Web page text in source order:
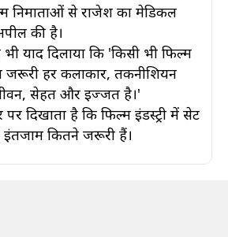
निर्माताओं से राजेश का मेडिकल
की है।
याद दिलाया कि 'किसी भी फिल्म
जरूरी हर कलाकार, तकनीशियन
सेहत और इज्जत है।'
दिखाता है कि फिल्म इंडस्ट्री में सेट
इंतजाम कितने जरूरी हैं।